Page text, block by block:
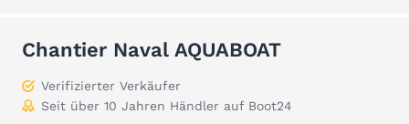
Chantier Naval AQUABOAT
Verifizierter Verkäufer
Seit über 10 Jahren Händler auf Boot24